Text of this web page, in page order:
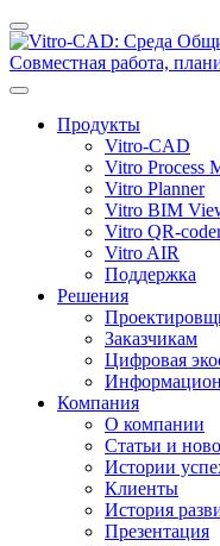
Продукты
Vitro-CAD
Vitro Process
Vitro Planner
Vitro BIM
Vitro QR-
Vitro AIR
Поддержка
Решения
Заказчикам
Цифровая
Компания
О компании
Статьи и
Истории
Клиенты
История
Презентация